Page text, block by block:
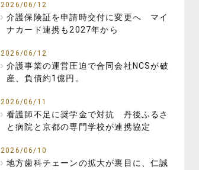
2026/06/12
介護保険証を申請時交付に変更へ マイ
ナカード連携も2027年から
2026/06/12
介護事業の運営圧迫で合同会社NCSが破
産、負債約1億円。
2026/06/11
看護師不足に奨学金で対抗 丹後ふるさ
と病院と京都の専門学校が連携協定
2026/06/10
地方歯科チェーンの拡大が裏目に、仁誠